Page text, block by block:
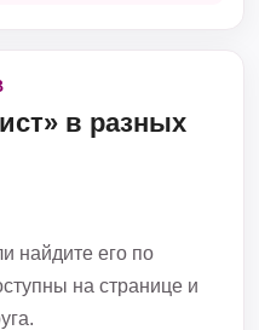
в разных
найдите его по
на странице и